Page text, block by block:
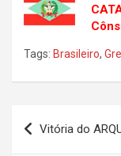
Tags: Brasileiro,
Navegação
de
Vitória do